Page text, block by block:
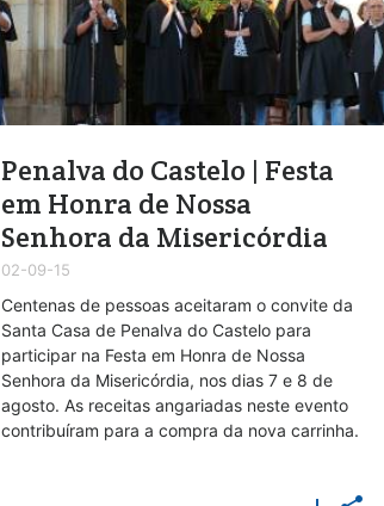
Penalva do Castelo | Festa
em Honra de Nossa
Senhora da Misericórdia
02-09-15
​Centenas de pessoas aceitaram o convite da
Santa Casa de Penalva do Castelo para
participar na Festa em Honra de Nossa
Senhora da Misericórdia, nos dias 7 e 8 de
agosto. As receitas angariadas neste evento
contribuíram para a compra da nova carrinha.